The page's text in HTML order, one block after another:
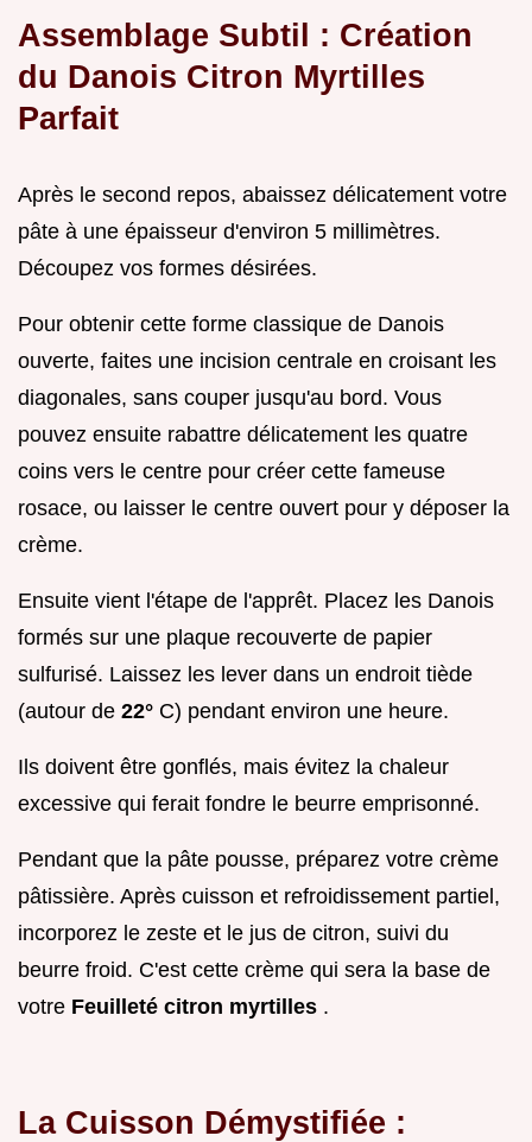
Assemblage Subtil : Création
du Danois Citron Myrtilles
Parfait
Après le second repos, abaissez délicatement votre
pâte à une épaisseur d'environ 5 millimètres.
Découpez vos formes désirées.
Pour obtenir cette forme classique de Danois
ouverte, faites une incision centrale en croisant les
diagonales, sans couper jusqu'au bord. Vous
pouvez ensuite rabattre délicatement les quatre
coins vers le centre pour créer cette fameuse
rosace, ou laisser le centre ouvert pour y déposer la
crème.
Ensuite vient l'étape de l'apprêt. Placez les Danois
formés sur une plaque recouverte de papier
sulfurisé. Laissez les lever dans un endroit tiède
(autour de 22° C) pendant environ une heure.
Ils doivent être gonflés, mais évitez la chaleur
excessive qui ferait fondre le beurre emprisonné.
Pendant que la pâte pousse, préparez votre crème
pâtissière. Après cuisson et refroidissement partiel,
incorporez le zeste et le jus de citron, suivi du
beurre froid. C'est cette crème qui sera la base de
votre Feuilleté citron myrtilles .
La Cuisson Démystifiée :